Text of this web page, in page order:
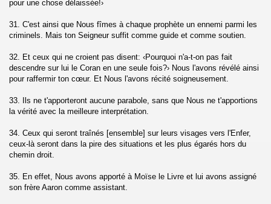
pour une chose délaissée!›
31. C'est ainsi que Nous fîmes à chaque prophète un ennemi parmi les
criminels. Mais ton Seigneur suffit comme guide et comme soutien.
32. Et ceux qui ne croient pas disent: ‹Pourquoi n'a-t-on pas fait
descendre sur lui le Coran en une seule fois?› Nous l'avons révélé ainsi
pour raffermir ton cœur. Et Nous l'avons récité soigneusement.
33. Ils ne t'apporteront aucune parabole, sans que Nous ne t'apportions
la vérité avec la meilleure interprétation.
34. Ceux qui seront traînés [ensemble] sur leurs visages vers l'Enfer,
ceux-là seront dans la pire des situations et les plus égarés hors du
chemin droit.
35. En effet, Nous avons apporté à Moïse le Livre et lui avons assigné
son frère Aaron comme assistant.
Hujurat)